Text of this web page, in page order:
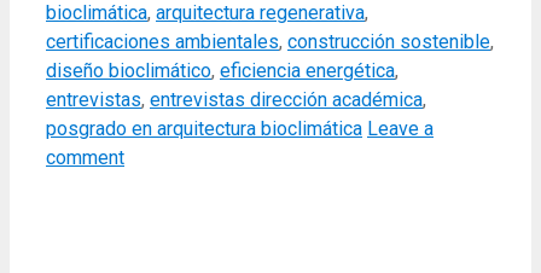
bioclimática, arquitectura regenerativa,
certificaciones ambientales, construcción sostenible,
diseño bioclimático, eficiencia energética,
entrevistas, entrevistas dirección académica,
posgrado en arquitectura bioclimática Leave a
comment